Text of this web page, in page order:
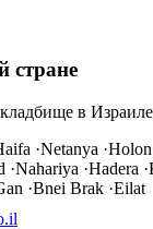
стране
в
·Netanya ·Holon
·Nahariya ·Hadera ·
·Bnei Brak ·Eilat